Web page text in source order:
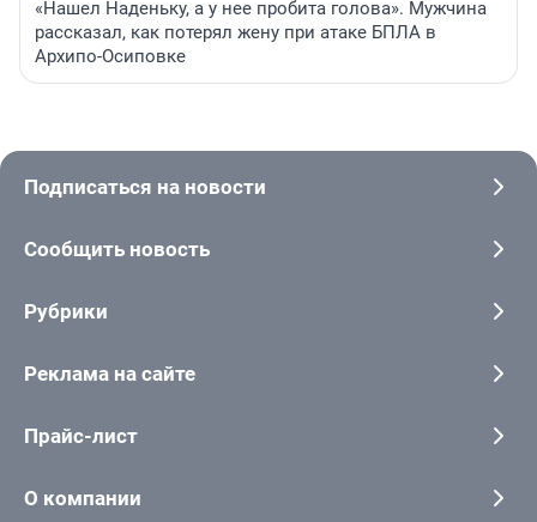
«Нашел Наденьку, а у нее пробита голова». Мужчина
рассказал, как потерял жену при атаке БПЛА в
Архипо-Осиповке
Подписаться на новости
Сообщить новость
Рубрики
Реклама на сайте
Прайс-лист
О компании